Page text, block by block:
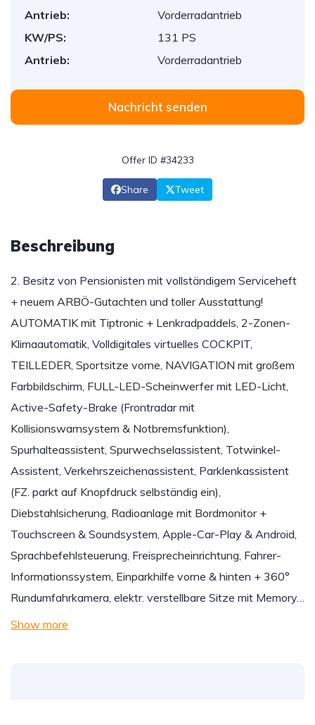
Antrieb:
Vorderradantrieb
KW/PS:
131 PS
Antrieb:
Vorderradantrieb
Nachricht senden
Offer ID #34233
Share Tweet
Beschreibung
2. Besitz von Pensionisten mit vollständigem Serviceheft
+ neuem ARBÖ-Gutachten und toller Ausstattung!
AUTOMATIK mit Tiptronic + Lenkradpaddels, 2-Zonen-
Klimaautomatik, Volldigitales virtuelles COCKPIT,
TEILLEDER, Sportsitze vorne, NAVIGATION mit großem
Farbbildschirm, FULL-LED-Scheinwerfer mit LED-Licht,
Active-Safety-Brake (Frontradar mit
Kollisionswarnsystem & Notbremsfunktion),
Spurhalteassistent, Spurwechselassistent, Totwinkel-
Assistent, Verkehrszeichenassistent, Parklenkassistent
(FZ. parkt auf Knopfdruck selbständig ein),
Diebstahlsicherung, Radioanlage mit Bordmonitor +
Touchscreen & Soundsystem, Apple-Car-Play & Android,
Sprachbefehlsteuerung, Freisprecheinrichtung, Fahrer-
Informationssystem, Einparkhilfe vorne & hinten + 360°
Rundumfahrkamera, elektr. verstellbare Sitze mit Memory…
Show more